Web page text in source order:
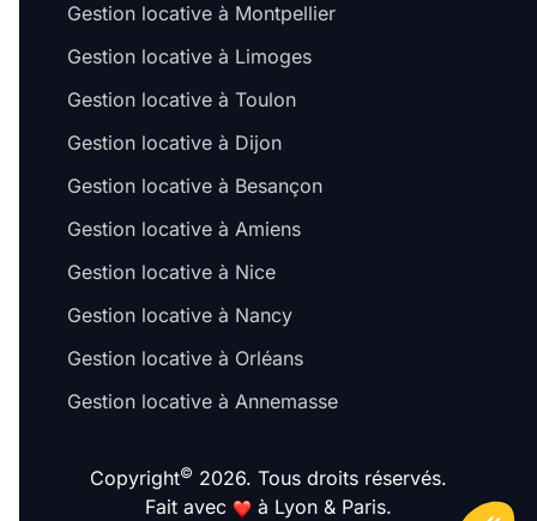
Gestion locative à Montpellier
Gestion locative à Limoges
Gestion locative à Toulon
Gestion locative à Dijon
Gestion locative à Besançon
Gestion locative à Amiens
Gestion locative à Nice
Gestion locative à Nancy
Gestion locative à Orléans
Gestion locative à Annemasse
Copyright© 2026. Tous droits réservés.
Fait avec
à Lyon & Paris.